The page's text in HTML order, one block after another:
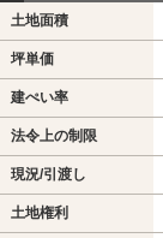
土地面積
坪単価
建ぺい率
法令上の制限
現況/引渡し
土地権利